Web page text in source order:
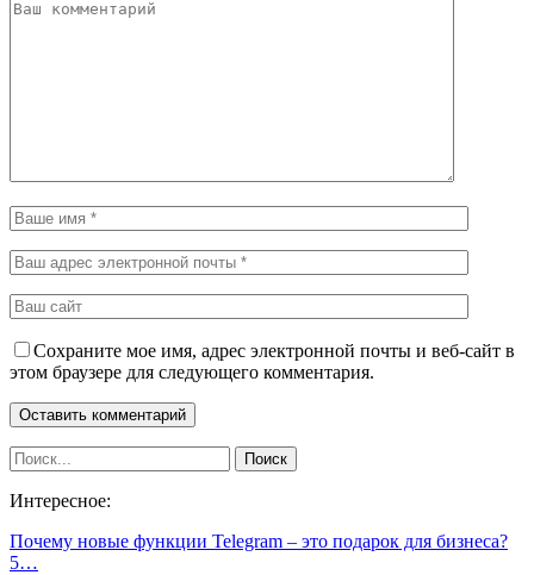
Сохраните мое имя, адрес электронной почты и веб-сайт в
этом браузере для следующего комментария.
Интересное:
Почему новые функции Telegram – это подарок для бизнеса?
5…